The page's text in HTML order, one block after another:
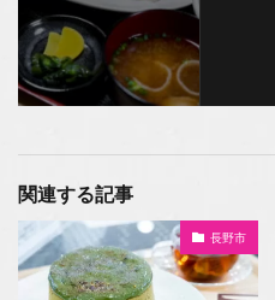
関連する記事
長野市